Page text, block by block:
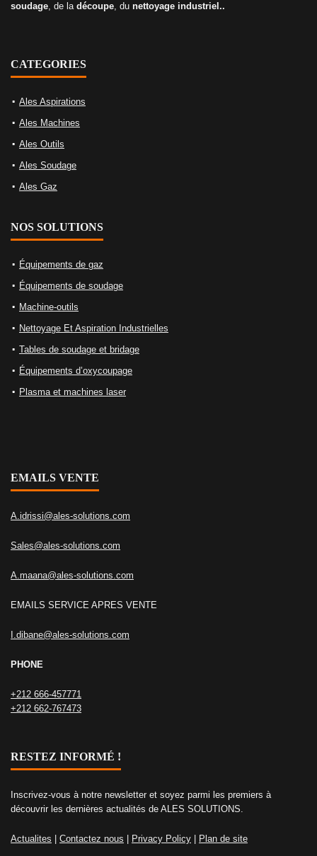
soudage, de la découpe, du nettoyage industriel..
CATEGORIES
Ales Aspirations
Ales Machines
Ales Outils
Ales Soudage
Ales Gaz
NOS SOLUTIONS
Équipements de gaz
Équipements de soudage
Machine-outils
Nettoyage Et Aspiration Industrielles
Tables de soudage et bridage
Équipements d’oxycoupage
Plasma et machines laser
EMAILS VENTE
A.idrissi@ales-solutions.com
Sales@ales-solutions.com
A.maana@ales-solutions.com
EMAILS SERVICE APRES VENTE
I.dibane@ales-solutions.com
PHONE
+212 666-457771
+212 662-767473
RESTEZ INFORMÉ !
Inscrivez-vous à notre newsletter et soyez parmi les premiers à
découvrir les dernières actualités de ALES SOLUTIONS.
Actualites Contactez nous Privacy Policy Plan de site